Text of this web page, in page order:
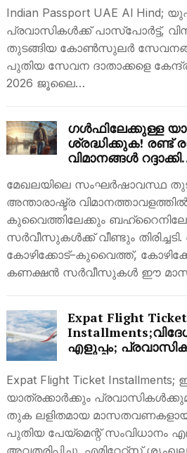
എങ്ങനെ?
Indian Passport UAE Al
പ്രവാസികൾക്ക് പാസ്‌പോർട്ട്,
തുടങ്ങിയ കോൺസുലർ
പുതിയ സേവന ദാതാക്കളെ
2026 ജൂലൈ…
ഗൾഫിലേക്കുള്ള
ശ്രദ്ധിക്കുക! രണ്ട്
വിമാനങ്ങൾ
സർവീസില്ല
മേഖലയിലെ സംഘർഷാവസ്ഥ
അന്താരാഷ്ട്ര
കുവൈത്തിലേക്കും
സർവീസുകൾക്ക് വീണ്ടും
കോഴിക്കോട്–കുവൈത്ത്,
കണക്ഷൻ സർവീസുകൾ ഈ
Expat Flight Ticket
എളുപ്പം;
പദ്ധതി
Expat Flight Ticket
യാത്രക്കാർക്കും
തുക ലളിതമായ
പുതിയ പേയ്‌മെന്റ് സംവിധാനം
അവതരിപ്പിച്ചു. എമിറേറ്റ്സ്